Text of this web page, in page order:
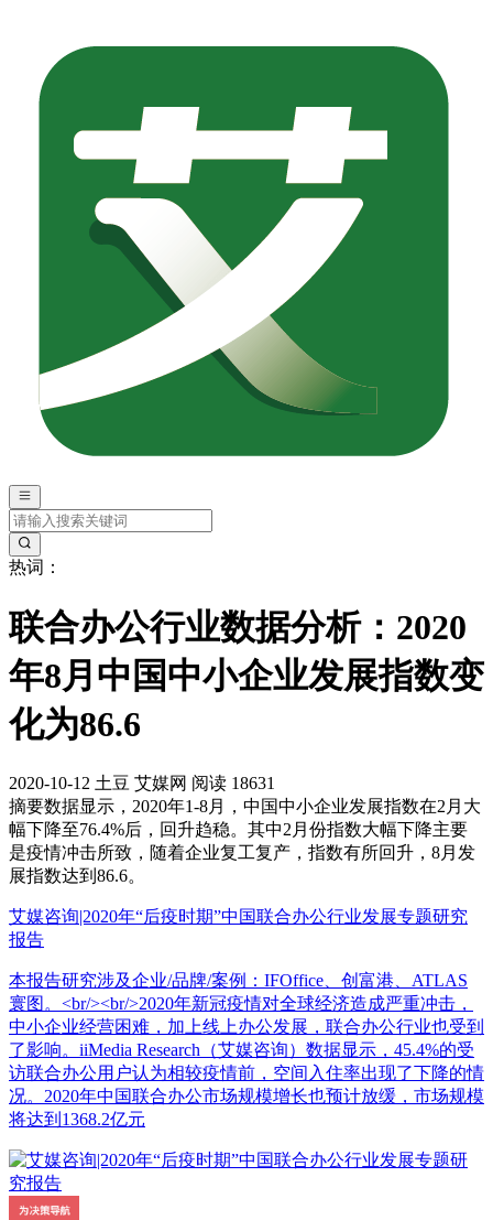
热词：
联合办公行业数据分析：2020
年8月中国中小企业发展指数变
化为86.6
2020-10-12 土豆 艾媒网 阅读 18631
摘要数据显示，2020年1-8月，中国中小企业发展指数在2月大
幅下降至76.4%后，回升趋稳。其中2月份指数大幅下降主要
是疫情冲击所致，随着企业复工复产，指数有所回升，8月发
展指数达到86.6。
艾媒咨询|2020年“后疫时期”中国联合办公行业发展专题研究
报告
本报告研究涉及企业/品牌/案例：IFOffice、创富港、ATLAS
寰图。<br/><br/>2020年新冠疫情对全球经济造成严重冲击，
中小企业经营困难，加上线上办公发展，联合办公行业也受到
了影响。iiMedia Research（艾媒咨询）数据显示，45.4%的受
访联合办公用户认为相较疫情前，空间入住率出现了下降的情
况。2020年中国联合办公市场规模增长也预计放缓，市场规模
将达到1368.2亿元